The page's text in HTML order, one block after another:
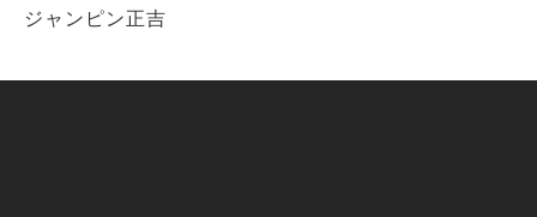
ジャンピン正吉